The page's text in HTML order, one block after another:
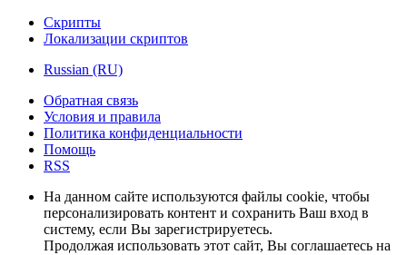
Скрипты
Локализации скриптов
Russian (RU)
Обратная связь
Условия и правила
Политика конфиденциальности
Помощь
RSS
На данном сайте используются файлы cookie, чтобы
персонализировать контент и сохранить Ваш вход в
систему, если Вы зарегистрируетесь.
Продолжая использовать этот сайт, Вы соглашаетесь на